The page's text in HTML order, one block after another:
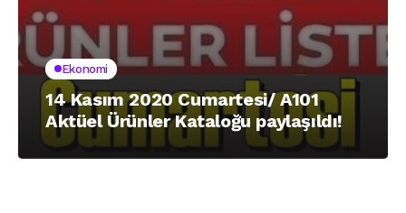
Ekonomi
14 Kasım 2020 Cumartesi/ A101
Aktüel Ürünler Kataloğu paylaşıldı!